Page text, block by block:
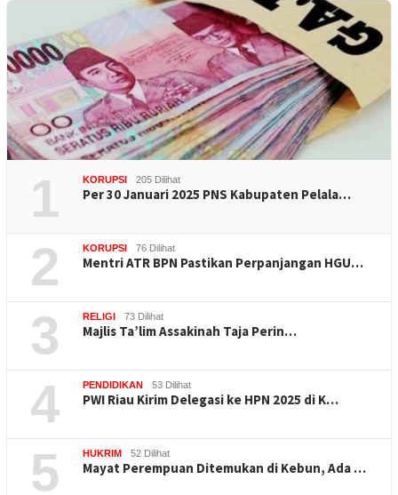
1 KORUPSI 205 Dilihat
Per 30 Januari 2025 PNS Kabupaten Pelala…
2 KORUPSI 76 Dilihat
Mentri ATR BPN Pastikan Perpanjangan HGU…
3 RELIGI 73 Dilihat
Majlis Ta’lim Assakinah Taja Perin…
4 PENDIDIKAN 53 Dilihat
PWI Riau Kirim Delegasi ke HPN 2025 di K…
5 HUKRIM 52 Dilihat
Mayat Perempuan Ditemukan di Kebun, Ada …